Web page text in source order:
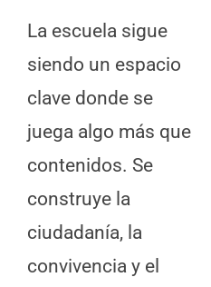
La escuela sigue
siendo un espacio
clave donde se
juega algo más que
contenidos. Se
construye la
ciudadanía, la
convivencia y el